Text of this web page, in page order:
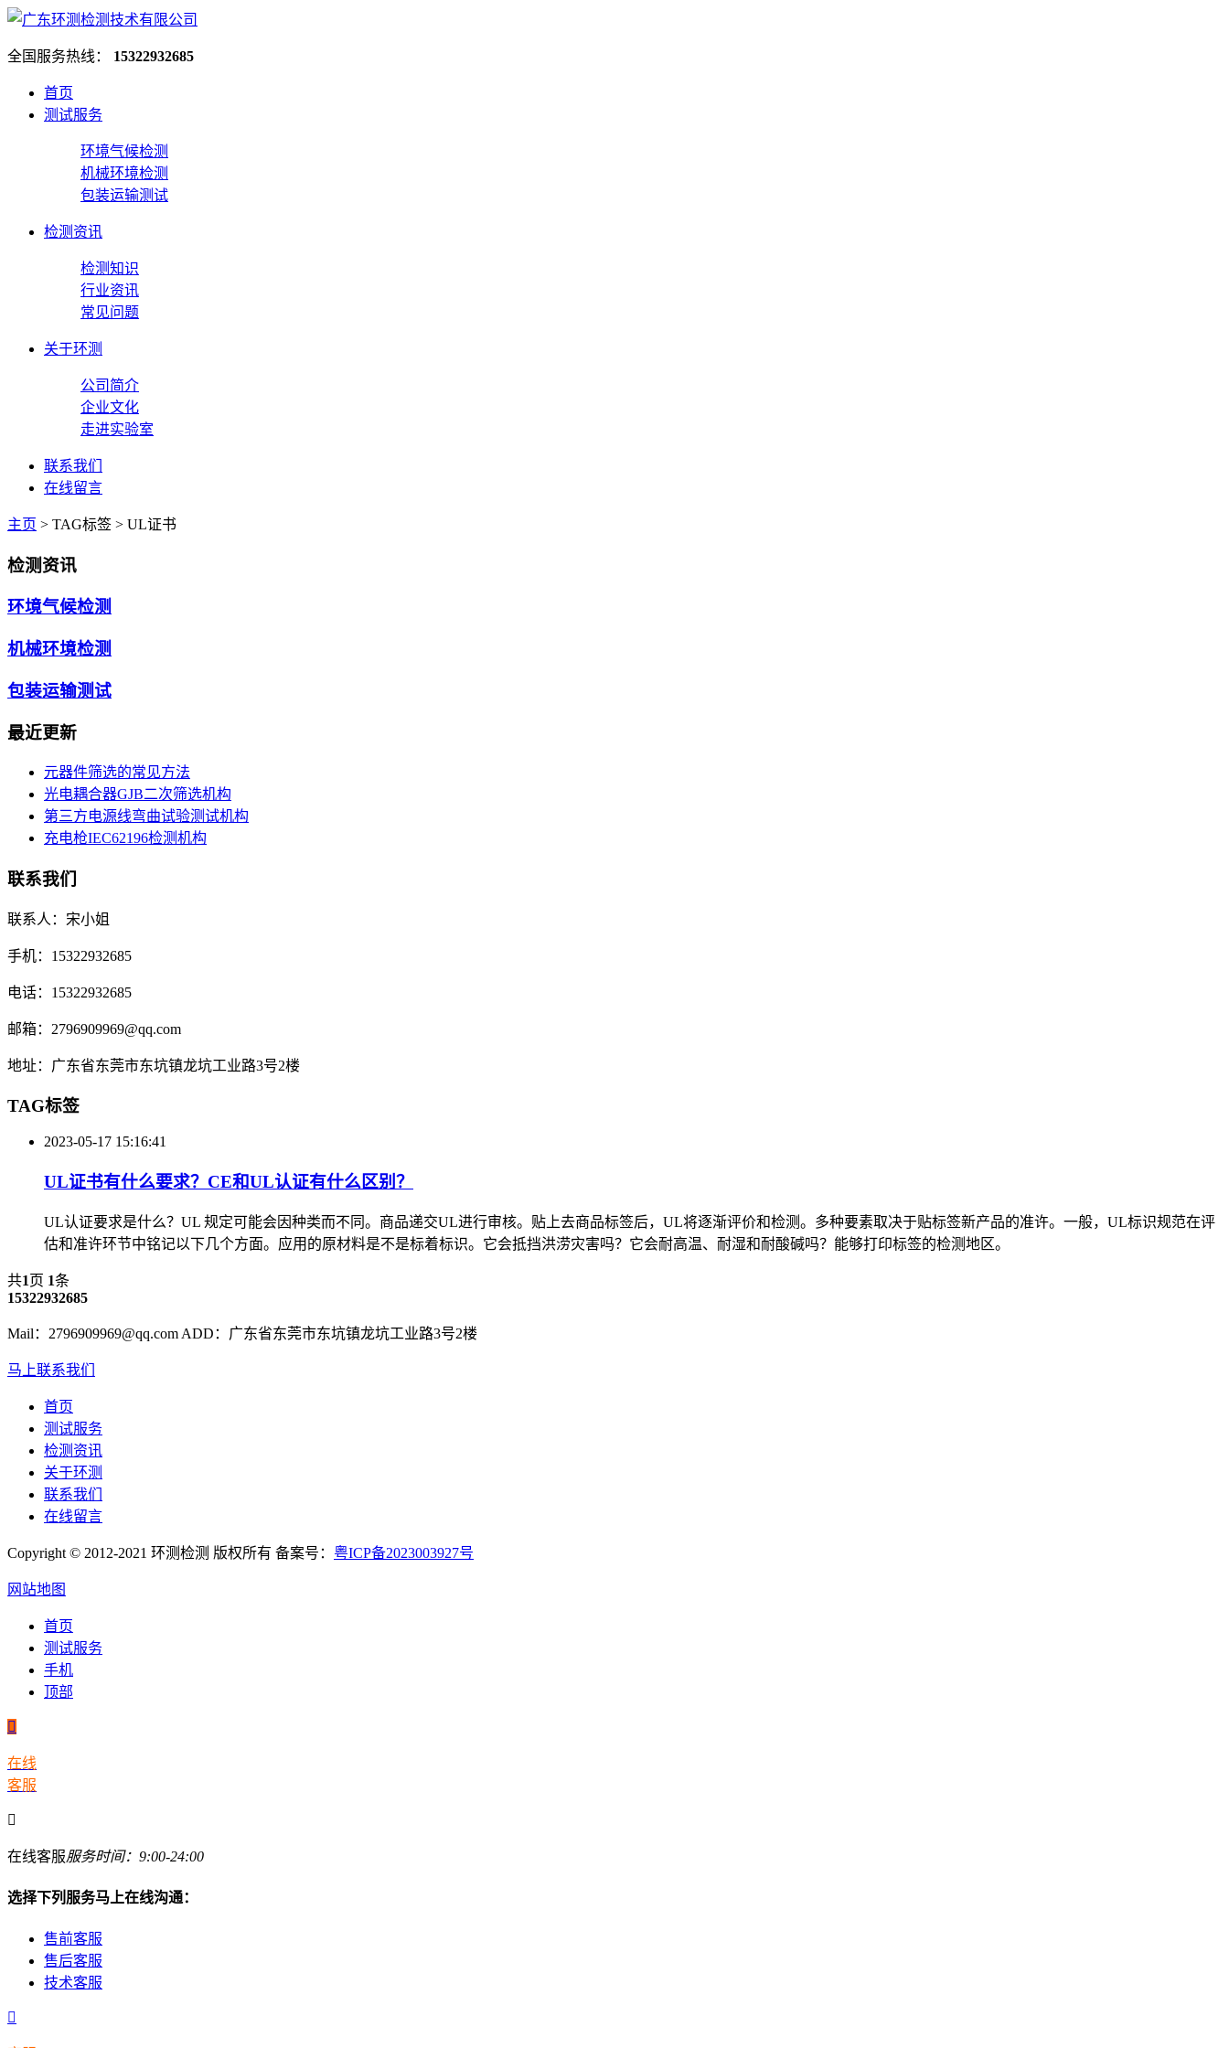
全国服务热线： 15322932685
首页
测试服务
环境气候检测
机械环境检测
包装运输测试
检测资讯
检测知识
行业资讯
常见问题
关于环测
公司简介
企业文化
走进实验室
联系我们
在线留言
主页 > TAG标签 > UL证书
检测资讯
环境气候检测
机械环境检测
包装运输测试
最近更新
元器件筛选的常见方法
光电耦合器GJB二次筛选机构
第三方电源线弯曲试验测试机构
充电枪IEC62196检测机构
联系我们
联系人：宋小姐
手机：15322932685
电话：15322932685
邮箱：2796909969@qq.com
地址：广东省东莞市东坑镇龙坑工业路3号2楼
TAG标签
2023-05-17 15:16:41
UL证书有什么要求？CE和UL认证有什么区别？
UL认证要求是什么？UL 规定可能会因种类而不同。商品递交UL进行审核。贴上去商品标签后，UL将逐渐评价和检测。多种要素取决于贴标签新产品的准许。一般，UL标识规范在评
估和准许环节中铭记以下几个方面。应用的原材料是不是标着标识。它会抵挡洪涝灾害吗？它会耐高温、耐湿和耐酸碱吗？能够打印标签的检测地区。
共1页 1条
15322932685
Mail：2796909969@qq.com ADD：广东省东莞市东坑镇龙坑工业路3号2楼
马上联系我们
首页
测试服务
检测资讯
关于环测
联系我们
在线留言
Copyright © 2012-2021 环测检测 版权所有 备案号： 粤ICP备2023003927号
网站地图
首页
测试服务
手机
顶部

在线
客服

在线客服服务时间：9:00-24:00
选择下列服务马上在线沟通：
售前客服
售后客服
技术客服
